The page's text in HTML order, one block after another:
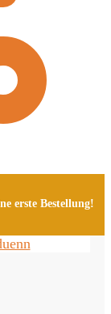
erste Bestellung!